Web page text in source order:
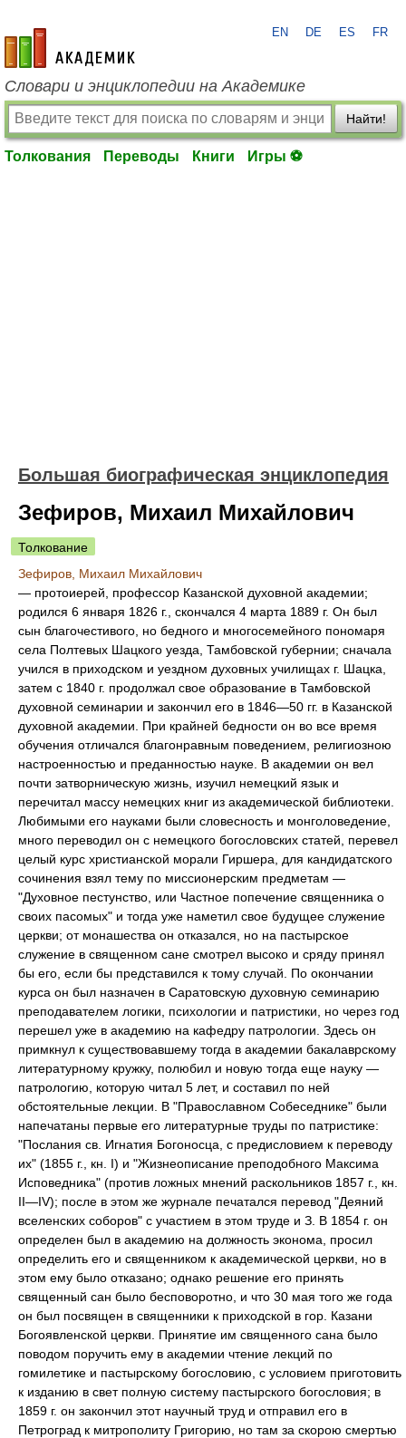
academic.ru
EN DE ES FR
Словари и энциклопедии на Академике
Найти!
Толкования Переводы Книги Игры ⚽
Большая биографическая энциклопедия
Зефиров, Михаил Михайлович
Толкование
Зефиров, Михаил Михайлович
— протоиерей, профессор Казанской духовной академии;
родился 6 января 1826 г., скончался 4 марта 1889 г. Он был
сын благочестивого, но бедного и многосемейного пономаря
села Полтевых Шацкого уезда, Тамбовской губернии; сначала
учился в приходском и уездном духовных училищах г. Шацка,
затем с 1840 г. продолжал свое образование в Тамбовской
духовной семинарии и закончил его в 1846—50 гг. в Казанской
духовной академии. При крайней бедности он во все время
обучения отличался благонравным поведением, религиозною
настроенностью и преданностью науке. В академии он вел
почти затворническую жизнь, изучил немецкий язык и
перечитал массу немецких книг из академической библиотеки.
Любимыми его науками были словесность и монголоведение,
много переводил он с немецкого богословских статей, перевел
целый курс христианской морали Гиршера, для кандидатского
сочинения взял тему по миссионерским предметам —
"Духовное пестунство, или Частное попечение священника о
своих пасомых" и тогда уже наметил свое будущее служение
церкви; от монашества он отказался, но на пастырское
служение в священном сане смотрел высоко и сряду принял
бы его, если бы представился к тому случай. По окончании
курса он был назначен в Саратовскую духовную семинарию
преподавателем логики, психологии и патристики, но через год
перешел уже в академию на кафедру патрологии. Здесь он
примкнул к существовавшему тогда в академии бакалаврскому
литературному кружку, полюбил и новую тогда еще науку —
патрологию, которую читал 5 лет, и составил по ней
обстоятельные лекции. В "Православном Собеседнике" были
напечатаны первые его литературные труды по патристике:
"Послания св. Игнатия Богоносца, с предисловием к переводу
их" (1855 г., кн. I) и "Жизнеописание преподобного Максима
Исповедника" (против ложных мнений раскольников 1857 г., кн.
II—IV); после в этом же журнале печатался перевод "Деяний
вселенских соборов" с участием в этом труде и З. В 1854 г. он
определен был в академию на должность эконома, просил
определить его и священником к академической церкви, но в
этом ему было отказано; однако решение его принять
священный сан было бесповоротно, и что 30 мая того же года
он был посвящен в священники к приходской в гор. Казани
Богоявленской церкви. Принятие им священного сана было
поводом поручить ему в академии чтение лекций по
гомилетике и пастырскому богословию, с условием приготовить
к изданию в свет полную систему пастырского богословия; в
1859 г. он закончил этот научный труд и отправил его в
Петроград к митрополиту Григорию, но там за скорою смертью